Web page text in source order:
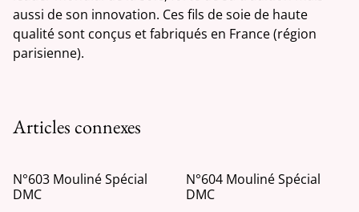
aussi de son innovation. Ces fils de soie de haute
qualité sont conçus et fabriqués en France (région
parisienne).
Articles connexes
N°603 Mouliné Spécial
DMC
N°604 Mouliné Spécial
DMC